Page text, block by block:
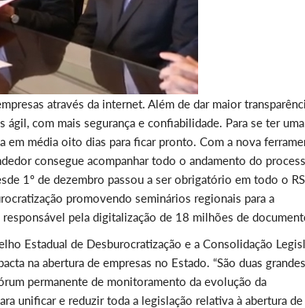
através da internet. Além de dar maior
com mais segurança e confiabilidade. Para se ter uma
média oito dias para ficar pronto. Com a nova
consegue acompanhar todo o andamento do
1º de dezembro passou a ser obrigatório em todo o
promovendo seminários regionais para a
pela digitalização de 18 milhões de
Estadual de Desburocratização e a Consolidação
na abertura de empresas no Estado. “São duas grandes
permanente de monitoramento da evolução da
unificar e reduzir toda a legislação relativa à abertura de